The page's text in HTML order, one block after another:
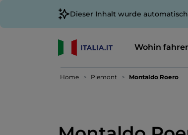
Dieser Inhalt wurde
Wohin
Home Piemont Montaldo Roero